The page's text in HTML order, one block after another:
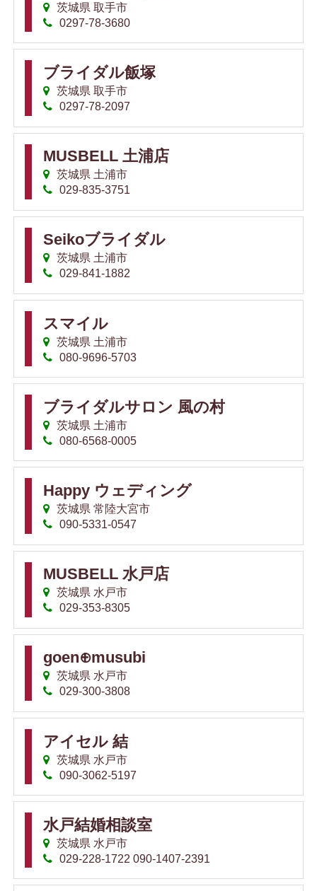
茨城県 取手市
0297-78-3680
ブライダル飯塚
茨城県 取手市
0297-78-2097
MUSBELL 土浦店
茨城県 土浦市
029-835-3751
Seikoブライダル
茨城県 土浦市
029-841-1882
スマイル
茨城県 土浦市
080-9696-5703
ブライダルサロン 風の村
茨城県 土浦市
080-6568-0005
Happy ウェディング
茨城県 常陸大宮市
090-5331-0547
MUSBELL 水戸店
茨城県 水戸市
029-353-8305
goen⊕musubi
茨城県 水戸市
029-300-3808
アイセル 結
茨城県 水戸市
090-3062-5197
水戸結婚相談室
茨城県 水戸市
029-228-1722 090-1407-2391